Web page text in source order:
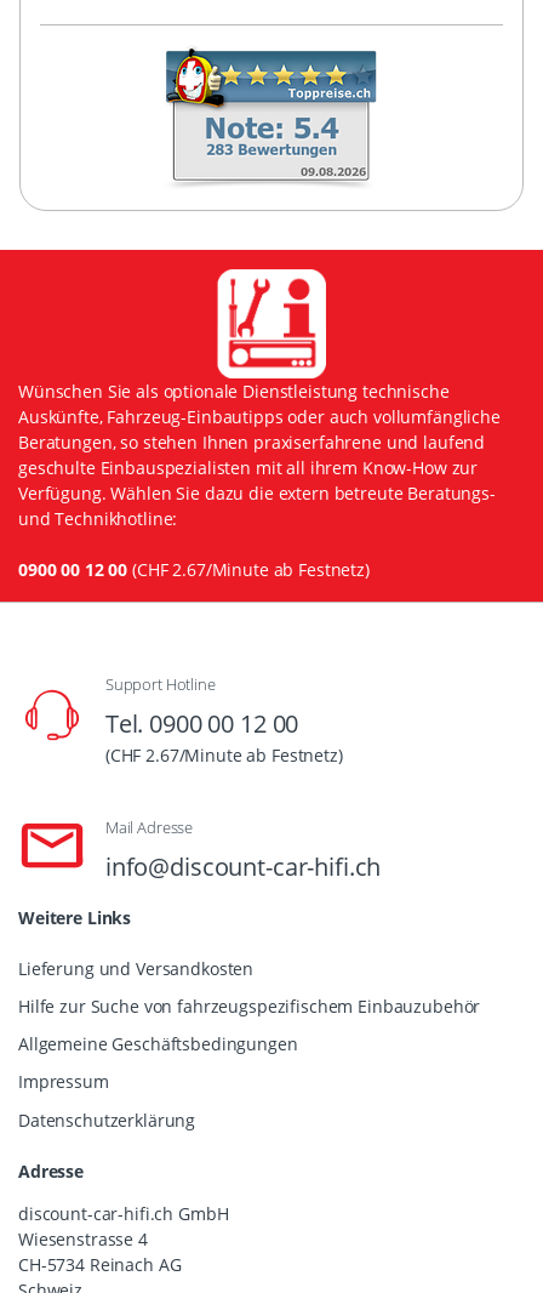
Wünschen Sie als optionale Dienstleistung technische
Auskünfte, Fahrzeug-Einbautipps oder auch vollumfängliche
Beratungen, so stehen Ihnen praxiserfahrene und laufend
geschulte Einbauspezialisten mit all ihrem Know-How zur
Verfügung. Wählen Sie dazu die extern betreute Beratungs-
und Technikhotline:
0900 00 12 00 (CHF 2.67/Minute ab Festnetz)
Support Hotline
Tel. 0900 00 12 00
(CHF 2.67/Minute ab Festnetz)
Mail Adresse
info@discount-car-hifi.ch
Weitere Links
Lieferung und Versandkosten
Hilfe zur Suche von fahrzeugspezifischem Einbauzubehör
Allgemeine Geschäftsbedingungen
Impressum
Datenschutzerklärung
Adresse
discount-car-hifi.ch GmbH
Wiesenstrasse 4
CH-5734 Reinach AG